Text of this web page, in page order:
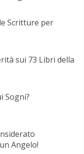
Scritture per
sui 73 Libri della
Sogni?
Angelo!